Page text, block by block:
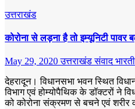
उत्तराखंड
कोरोना से लड़ना है तो इम्यूनिटी पावर
May 29, 2020उत्तराखंड संवाद भारती
देहरादून। विधानसभा भवन स्थित
विभाग एवं होम्योपैथिक के डॉक्टरों ने
को कोरोना संक्रमण से बचने एवं